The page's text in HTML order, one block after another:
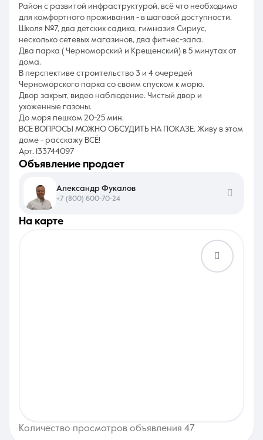
Район с развитой инфраструктурой, всё что необходимо
для комфортного проживания - в шаговой доступности.
Школя №7, два детских садика, гимназия Сириус,
несколько сетевых магазинов, два фитнес-зала.
Два парка ( Черноморский и Крещенский) в 5 минутах от
дома.
В перспективе строительство 3 и 4 очередей
Черноморского парка со своим спуском к морю.
Двор закрыт, видео наблюдение. Чистый двор и
ухоженные газоны.
До моря пешком 20-25 мин.
ВСЕ ВОПРОСЫ МОЖНО ОБСУДИТЬ НА ПОКАЗЕ. Живу в этом
доме - расскажу ВСЁ!
Арт. 133744097
на карте
Количество просмотров объявления 47
объявление продает
Александр Фукалов
+7 (800) 600-70-24